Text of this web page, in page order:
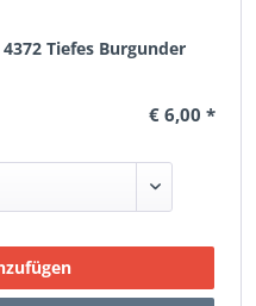
Tiefes Burgunder
€ 6,00 *